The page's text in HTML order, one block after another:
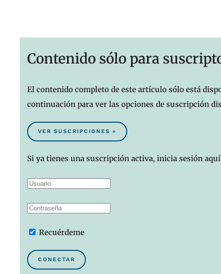
Contenido sólo para
El contenido completo de este artículo sólo está
continuación para ver las opciones de suscripción
VER SUSCRIPCIONES »
Si ya tienes una suscripción activa, inicia sesión
Recuérdeme
CONECTAR